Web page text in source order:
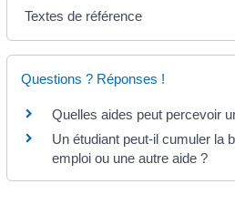
Textes de référence
Questions ? Réponses !
Quelles aides peut percevoir
Un étudiant peut-il cumuler la
emploi ou une autre aide ?